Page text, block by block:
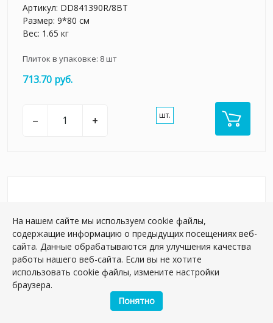
Артикул: DD841390R/8BT
Размер: 9*80 см
Вес: 1.65 кг
Плиток в упаковке: 8шт
713.70 руб.
– + шт.
На нашем сайте мы используем cookie файлы,
содержащие информацию о предыдущих посещениях веб-
сайта. Данные обрабатываются для улучшения качества
работы нашего веб-сайта. Если вы не хотите
использовать cookie файлы, измените настройки
браузера.
Понятно